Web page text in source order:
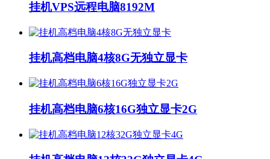
挂机VPS远程电脑8192M
挂机高档电脑4核8G无独立显卡
挂机高档电脑6核16G独立显卡2G